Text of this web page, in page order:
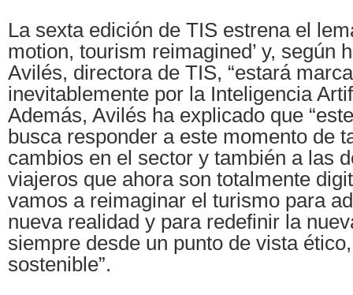
La sexta edición de TIS estrena el
motion, tourism reimagined’ y, según
Avilés, directora de TIS, “estará
inevitablemente por la Inteligencia
Además, Avilés ha explicado que
busca responder a este momento de
cambios en el sector y también a las
viajeros que ahora son totalmente
vamos a reimaginar el turismo para
nueva realidad y para redefinir la
siempre desde un punto de vista
sostenible”.